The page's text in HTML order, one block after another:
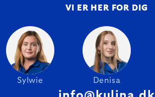
VI ER HER FOR DIG
Sylwie Denisa